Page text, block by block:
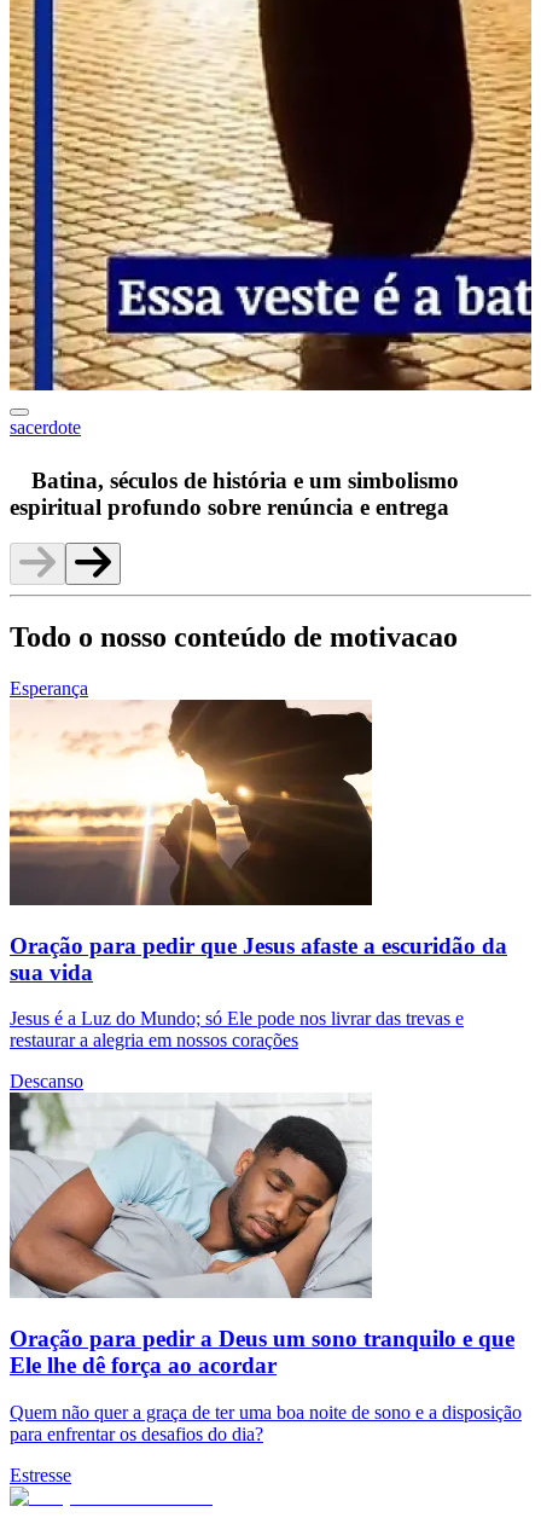
sacerdote
Batina, séculos de história e um simbolismo
espiritual profundo sobre renúncia e entrega
Todo o nosso conteúdo de motivacao
Esperança
Oração para pedir que Jesus afaste a escuridão da
sua vida
Jesus é a Luz do Mundo; só Ele pode nos livrar das trevas e
restaurar a alegria em nossos corações
Descanso
Oração para pedir a Deus um sono tranquilo e que
Ele lhe dê força ao acordar
Quem não quer a graça de ter uma boa noite de sono e a disposição
para enfrentar os desafios do dia?
Estresse